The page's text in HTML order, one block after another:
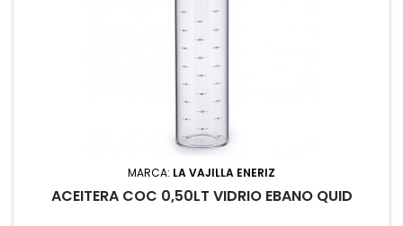
MARCA: LA VAJILLA ENERIZ
ACEITERA COC 0,50LT VIDRIO EBANO QUID